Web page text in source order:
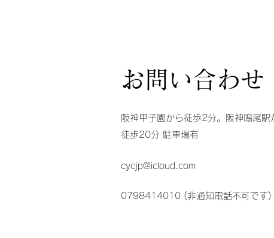
お問い合わせ
阪神甲子園から徒歩2分。阪神鳴尾
徒歩20分 駐車場有
cycjp@icloud.com
0798414010 (非通知電話不可です)